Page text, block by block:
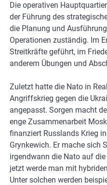
Die operativen
der Führung des
die Planung und
Operationen zuständig. Im
Streitkräfte geführt, im
anderem Übungen und
Zuletzt hatte die Nato in
Angriffskrieg gegen die
angepasst. Sorgen macht
enge Zusammenarbeit
finanziert Russlands Krieg
Grynkewich. Er mache sich
irgendwann die Nato auf
jetzt werde man mit
Unter solchen werden